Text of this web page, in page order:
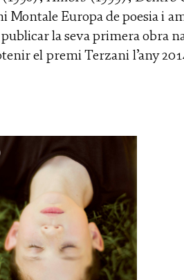
Europa de poesia i
la seva primera obra
el premi Terzani l’any